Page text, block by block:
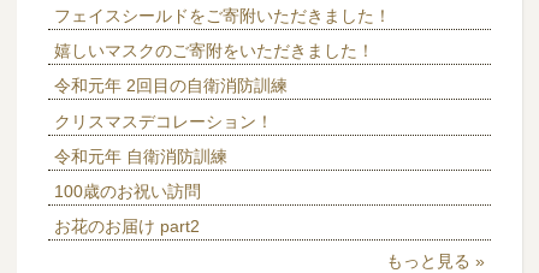
フェイスシールドをご寄附いただきました！
嬉しいマスクのご寄附をいただきました！
令和元年 2回目の自衛消防訓練
クリスマスデコレーション！
令和元年 自衛消防訓練
100歳のお祝い訪問
お花のお届け part2
もっと見る »